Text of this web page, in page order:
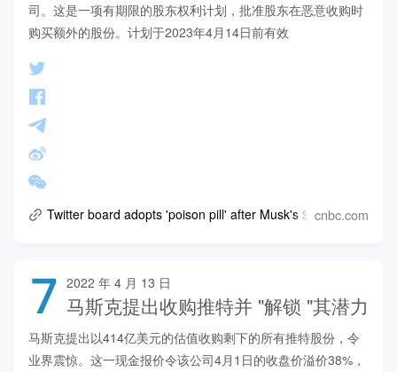
司。这是一项有期限的股东权利计划，批准股东在恶意收购时
购买额外的股份。计划于2023年4月14日前有效
Twitter board adopts 'poison pill' after Musk's $43 billion bid
cnbc.com
7 2022 年 4 月 13 日
马斯克提出收购推特并 "解锁 "其潜力
马斯克提出以414亿美元的估值收购剩下的所有推特股份，令
业界震惊。这一现金报价令该公司4月1日的收盘价溢价38%，